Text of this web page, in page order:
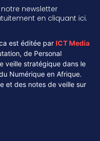
newsletter
en cliquant ici.
est éditée par ICT Media
de Personal
veille stratégique dans le
Numérique en Afrique.
et des notes de veille sur